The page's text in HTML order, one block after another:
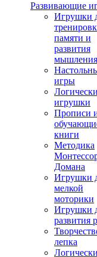
Развивающие
Игрушки
памяти и
развития
мышления
игры
игрушки
Прописи
книги
Методика
Домана
Игрушки
мелкой
моторики
Игрушки
развития
лепка